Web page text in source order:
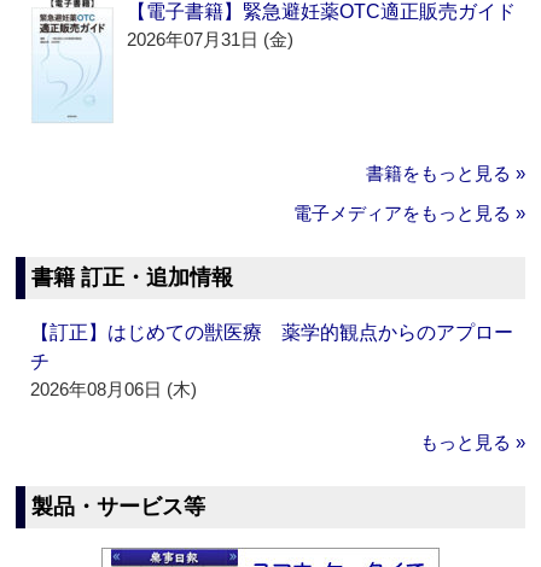
【電子書籍】緊急避妊薬OTC適正販売ガイド
2026年07月31日 (金)
書籍をもっと見る »
電子メディアをもっと見る »
書籍 訂正・追加情報
【訂正】はじめての獣医療 薬学的観点からのアプロー
チ
2026年08月06日 (木)
もっと見る »
製品・サービス等